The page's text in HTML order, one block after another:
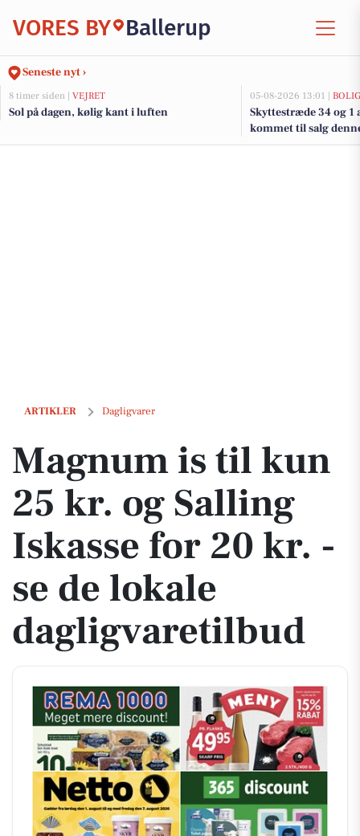
VORES BY Ballerup
Seneste nyt ›
8 timer siden | VEJRET
Sol på dagen, kølig kant i luften
05-08-2026 13:01 |
Skyttestræde 34 og 1
kommet til salg
boligerne her.
ARTIKLER Dagligvarer
Magnum is til kun 25 kr. og Salling Iskasse for 20 kr. - se de lokale
Magnum is til kun
25 kr. og Salling
Iskasse for 20 kr. -
se de lokale
dagligvaretilbud